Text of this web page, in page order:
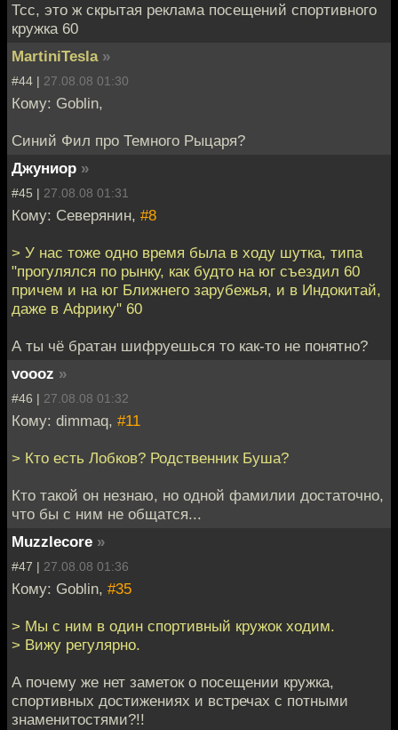
Тсс, это ж скрытая реклама посещений спортивного
кружка 60
MartiniTesla »
#44 | 27.08.08 01:30
Кому: Goblin,
Синий Фил про Темного Рыцаря?
Джуниор »
#45 | 27.08.08 01:31
Кому: Северянин, #8
> У нас тоже одно время была в ходу шутка, типа
"прогулялся по рынку, как будто на юг съездил 60
причем и на юг Ближнего зарубежья, и в Индокитай,
даже в Африку" 60
А ты чё братан шифруешься то как-то не понятно?
voooz »
#46 | 27.08.08 01:32
Кому: dimmaq, #11
> Кто есть Лобков? Родственник Буша?
Кто такой он незнаю, но одной фамилии достаточно,
что бы с ним не общатся...
Muzzlecore »
#47 | 27.08.08 01:36
Кому: Goblin, #35
> Мы с ним в один спортивный кружок ходим.
> Вижу регулярно.
А почему же нет заметок о посещении кружка,
спортивных достижениях и встречах с потными
знаменитостями?!!